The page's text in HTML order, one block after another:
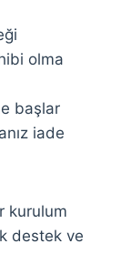
olma
başlar
iade
kurulum
destek ve